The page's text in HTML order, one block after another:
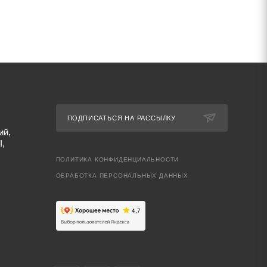
ПОДПИСАТЬСЯ НА РАССЫЛКУ
ПОЛИТИКА КОНФИДЕНЦИАЛЬНОСТИ
ОБРАБОТКА ПЕРСОНАЛЬНЫХ ДАННЫХ